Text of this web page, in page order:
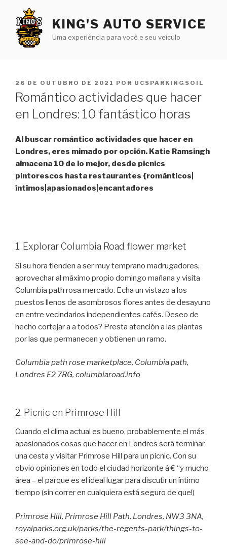
conteúdo
KING'S AUTO SERVICE
Uma experiência para você e seu veículo
PUBLICADO
EM
26 DE OUTUBRO DE 2021 POR UCSPARKINGSOIL
Romántico actividades que hacer
en Londres: 10 fantástico horas
Al buscar romántico actividades que hacer en
Londres, eres mimado por opción. Katie Ramsingh
almacena 10 de lo mejor, desde picnics
pintorescos hasta restaurantes {románticos|
íntimos|apasionados|encantadores
1. Explorar Columbia Road flower market
Si su hora tienden a ser muy temprano madrugadores,
aprovechar al máximo propio domingo mañana y visita
Columbia path rosa mercado. Echa un vistazo a los
puestos llenos de asombrosos flores antes de desayuno
en entre vecindarios independientes cafés. Deseo de
hecho cortejar a a todos? Presta atención a las plantas
por las que permanecen y obtienen un ramo.
Columbia path rose marketplace, Columbia path,
Londres E2 7RG, columbiaroad.info
2. Picnic en Primrose Hill
Cuando el clima actual es bueno, probablemente el más
apasionados cosas que hacer en Londres será terminar
una cesta y visitar Primrose Hill para un picnic. Con su
obvio opiniones en todo el ciudad horizonte â € “y mucho
área – el parque es el ideal lugar para discutir un íntimo
tiempo (sin correr en cualquiera está seguro de que!)
Primrose Hill, Primrose Hill Path, Londres, NW3 3NA,
royalparks.org.uk/parks/the-regents-park/things-to-
see-and-do/primrose-hill